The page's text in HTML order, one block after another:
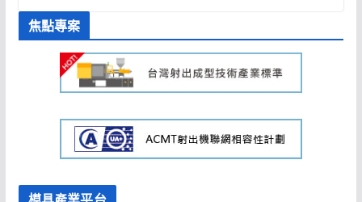
焦點專案